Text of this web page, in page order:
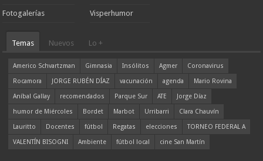
Fotogalerías Visperhumor
Temas Nuevos Lo +
Americo Schvartzman Gimnasia Insólitos Agmer
Coronavirus
Rocamora
JORGE RUBÉN DÍAZ vacunación agenda
Mario Rovina
Aníbal Gallay
recomendados Parque Sur ATE
Jorge Díaz
humor de Miércoles
Bordet Marbot Urribarri
Clara Chauvín
Lauritto
Docentes fútbol Regatas elecciones
TORNEO FEDERAL A
VALENTÍN BISOGNI
Ambiente fútbol local cine San Martín